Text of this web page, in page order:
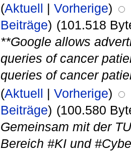
(Aktuell | Vorherige)
Beiträge) (101.518
**Google allows
queries of cancer
queries of cancer
(Aktuell | Vorherige)
Beiträge) (100.580
Gemeinsam mit der
Bereich #KI und